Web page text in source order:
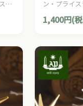
を
メント
ン・プライ
トです。
1,400円(